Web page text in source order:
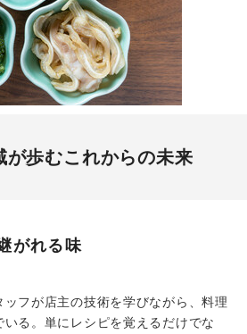
が歩むこれからの未来
がれる味
フが店主の技術を学びながら、料理
る。単にレシピを覚えるだけでな